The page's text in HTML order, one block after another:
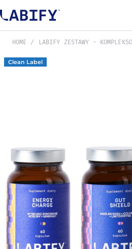
HOME LABIFY ZESTAWY -
Clean Label